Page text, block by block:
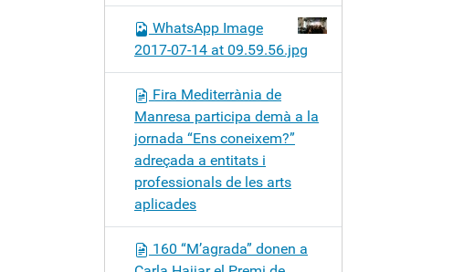
WhatsApp Image
2017-07-14 at 09.59.56.jpg
Fira Mediterrània de
Manresa participa demà a la
jornada “Ens coneixem?”
adreçada a entitats i
professionals de les arts
aplicades
160 “M’agrada” donen a